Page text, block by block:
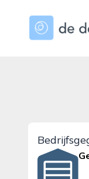
dedelftenaar.nl